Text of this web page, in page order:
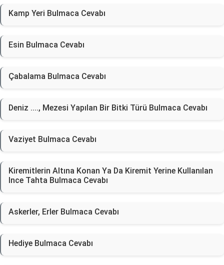
Kamp Yeri Bulmaca Cevabı
Esin Bulmaca Cevabı
Çabalama Bulmaca Cevabı
Deniz ...., Mezesi Yapılan Bir Bitki Türü Bulmaca Cevabı
Vaziyet Bulmaca Cevabı
Kiremitlerin Altına Konan Ya Da Kiremit Yerine Kullanılan
Ince Tahta Bulmaca Cevabı
Askerler, Erler Bulmaca Cevabı
Hediye Bulmaca Cevabı